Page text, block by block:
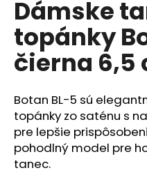
je
0,0
z
5
hviezdičiek.
Dámske
topánky
čierna 6,5
Botan BL-5 sú
topánky zo saténu s
pre lepšie
pohodlný model pre
tanec.
á
j
s
ť
?